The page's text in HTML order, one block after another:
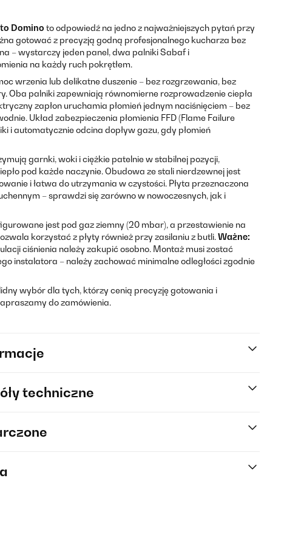
Domino to odpowiedź na jedno z najważniejszych pytań przy
gotować z precyzją godną profesjonalnego kucharza bez
– wystarczy jeden panel, dwa palniki Sabaf i
na każdy ruch pokrętłem.
wrzenia lub delikatne duszenie – bez rozgrzewania, bez
Oba palniki zapewniają równomierne rozprowadzenie ciepła
zapłon uruchamia płomień jednym naciśnięciem – bez
Układ zabezpieczenia płomienia FFD (Flame Failure
i automatycznie odcina dopływ gazu, gdy płomień
garnki, woki i ciężkie patelnie w stabilnej pozycji,
pod każde naczynie. Obudowa ze stali nierdzewnej jest
i łatwa do utrzymania w czystości. Płyta przeznaczona
– sprawdzi się zarówno w nowoczesnych, jak i
jest pod gaz ziemny (20 mbar), a przestawienie na
korzystać z płyty również przy zasilaniu z butli.Ważne:
ciśnienia należy zakupić osobno. Montaż musi zostać
instalatora – należy zachować minimalne odległości zgodnie
wybór dla tych, którzy cenią precyzję gotowania i
do zamówienia.
techniczne